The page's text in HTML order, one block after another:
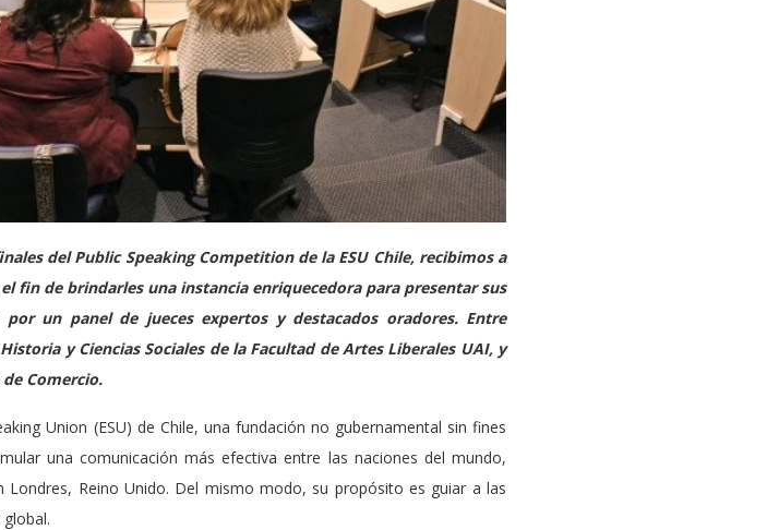
del Public Speaking Competition de la ESU Chile, recibimos a
fin de brindarles una instancia enriquecedora para presentar sus
un panel de jueces expertos y destacados oradores. Entre
y Ciencias Sociales de la Facultad de Artes Liberales UAI, y
Comercio.
Union (ESU) de Chile, una fundación no gubernamental sin fines
una comunicación más efectiva entre las naciones del mundo,
Reino Unido. Del mismo modo, su propósito es guiar a las